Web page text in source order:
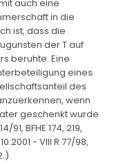
auch eine
in die
ist, dass die
der T auf
beruhte. Eine
eines
des
wenn
geschenkt wurde
91, BFHE 174, 219,
- VIII R 77/98,